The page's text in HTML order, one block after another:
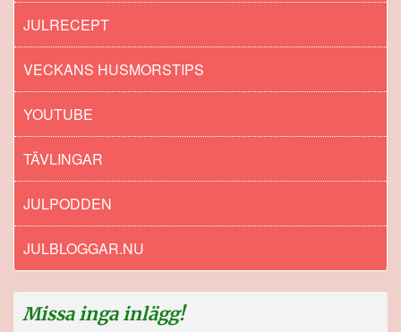
JULRECEPT
VECKANS HUSMORSTIPS
YOUTUBE
TÄVLINGAR
JULPODDEN
JULBLOGGAR.NU
Missa inga inlägg!